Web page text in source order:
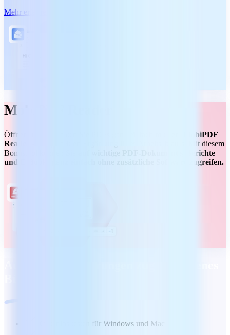
Mehr erfahren
MobiPDF Reader
Öffnen und betrachten Sie PDFs ganz einfach mit dem
MobiPDF
Reader
– der perfekten Ergänzung Ihres Arbeitsablaufs. Mit diesem
Bonustool können Sie
auf wichtige PDF-Dokumente, Berichte
und E-Books ganz einfach ohne zusätzliche Software zugreifen.
Kostenlos testen für Windows und Mac